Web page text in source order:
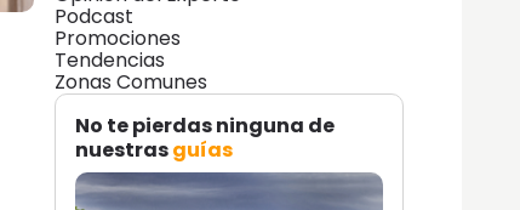
Podcast
Promociones
Tendencias
Zonas Comunes
No te pierdas ninguna de
nuestrasguías